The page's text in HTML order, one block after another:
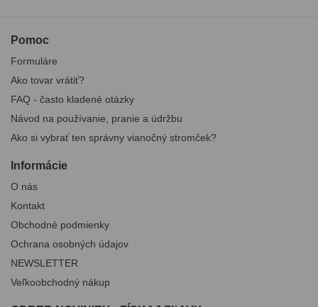
Pomoc
Formuláre
Ako tovar vrátiť?
FAQ - často kladené otázky
Návod na používanie, pranie a údržbu
Ako si vybrať ten správny vianočný stromček?
Informácie
O nás
Kontakt
Obchodné podmienky
Ochrana osobných údajov
NEWSLETTER
Veľkoobchodný nákup